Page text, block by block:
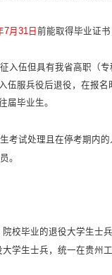
7月31日前能取得毕业证
入伍但具有我省高职（
伍服兵役后退役，在报
届毕业生。
考试处理且在停考期内的
。
校毕业的退役大学生士
学生士兵，统一在贵州